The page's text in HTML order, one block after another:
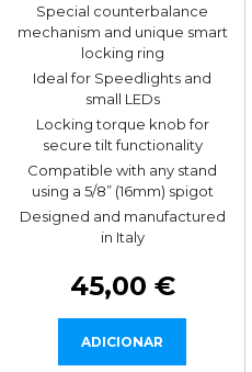
Special counterbalance
mechanism and unique smart
locking ring
Ideal for Speedlights and
small LEDs
Locking torque knob for
secure tilt functionality
Compatible with any stand
using a 5/8” (16mm) spigot
Designed and manufactured
in Italy
45,00 €
ADICIONAR